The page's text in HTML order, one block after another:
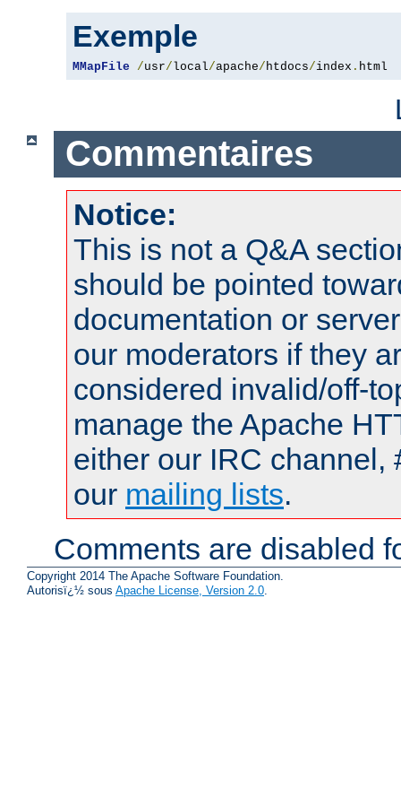
Exemple
MMapFile /usr/local/apache/ htdocs/index . html
Commentaires
Notice:
This is not a Q&A
should be pointed
documentation or
our moderators if they
considered invalid/off-
manage the Apache
either our IRC channel,
our mailing lists.
Comments are disabled
Copyright 2014 The Apache Software Foundation.
Autorisï¿½ sous Apache License, Version 2.0.